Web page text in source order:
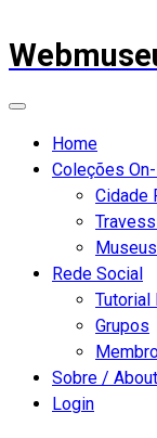
Home
Coleções
Cidade
Rede Social
Tutorial
Grupos
Sobre / About
Login